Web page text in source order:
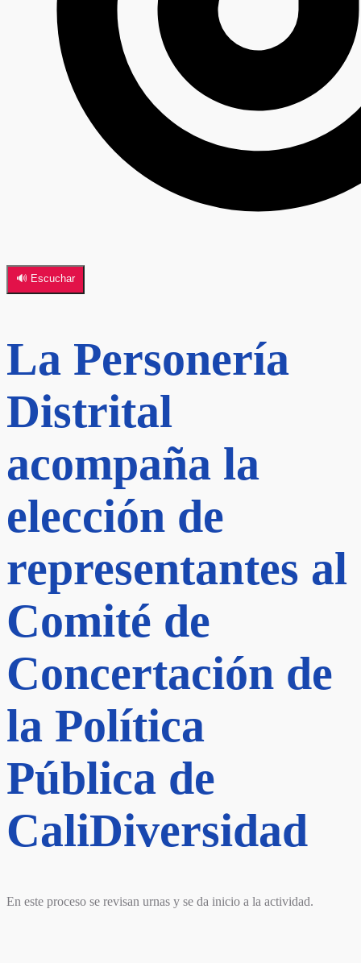
🔊 Escuchar
La Personería
Distrital
acompaña la
elección de
representantes al
Comité de
Concertación de
la Política
Pública de
CaliDiversidad
En este proceso se revisan urnas y se da inicio a la actividad.